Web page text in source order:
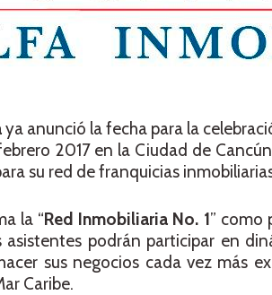
ya anunció la fecha para la
2017 en la Ciudad de
su red de franquicias
la “Red Inmobiliaria No. 1” como
podrán participar en
sus negocios cada vez más
Caribe.